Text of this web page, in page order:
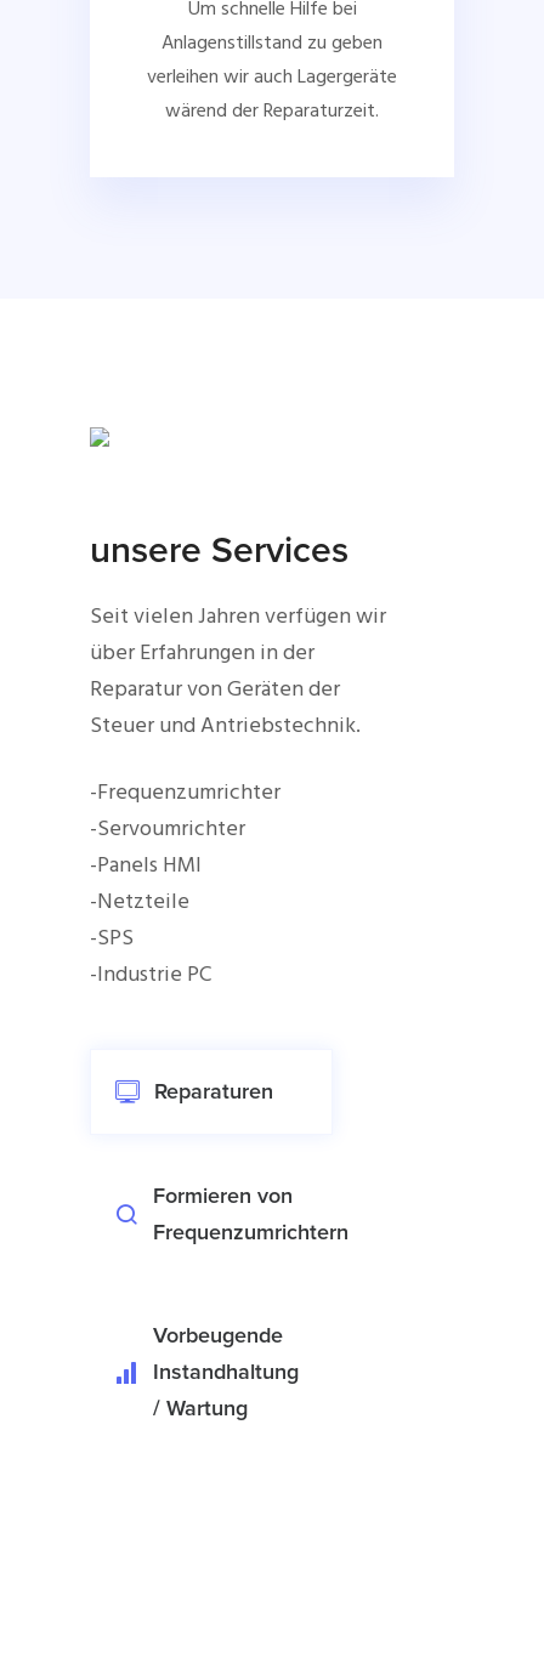
Um schnelle Hilfe bei
Anlagenstillstand zu geben
verleihen wir auch Lagergeräte
wärend der Reparaturzeit.
unsere Services
Seit vielen Jahren verfügen wir
über Erfahrungen in der
Reparatur von Geräten der
Steuer und Antriebstechnik.
-Frequenzumrichter
-Servoumrichter
-Panels HMI
-Netzteile
-SPS
-Industrie PC
Reparaturen
Formieren von
Frequenzumrichtern
Vorbeugende
Instandhaltung
/ Wartung